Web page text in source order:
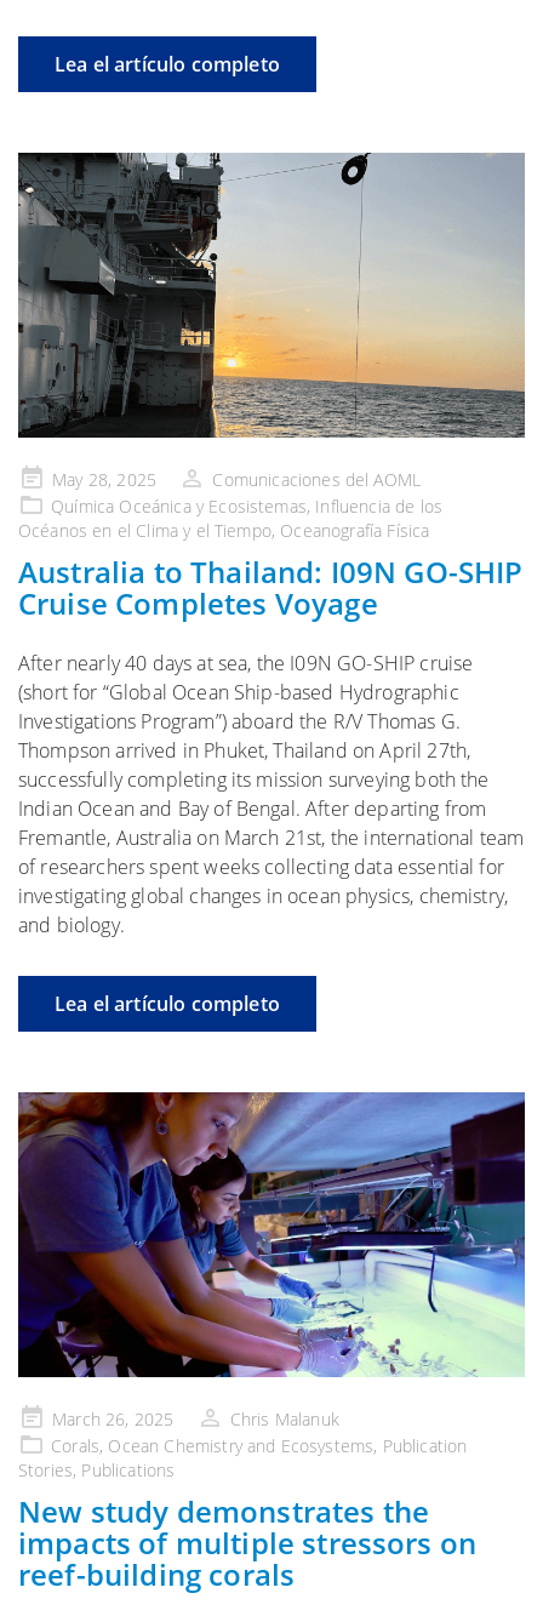
Lea el artículo completo
Publicado
en
May 28, 2025
Comunicaciones del AOML
Química Oceánica y Ecosistemas, Influencia de los
Océanos en el Clima y el Tiempo, Oceanografía Física
Australia to Thailand: I09N GO-SHIP
Cruise Completes Voyage
After nearly 40 days at sea, the I09N GO-SHIP cruise
(short for “Global Ocean Ship-based Hydrographic
Investigations Program”) aboard the R/V Thomas G.
Thompson arrived in Phuket, Thailand on April 27th,
successfully completing its mission surveying both the
Indian Ocean and Bay of Bengal. After departing from
Fremantle, Australia on March 21st, the international team
of researchers spent weeks collecting data essential for
investigating global changes in ocean physics, chemistry,
and biology.
Lea el artículo completo
Publicado
en
March 26, 2025
Chris Malanuk
Corals, Ocean Chemistry and Ecosystems, Publication
Stories, Publications
New study demonstrates the
impacts of multiple stressors on
reef-building corals